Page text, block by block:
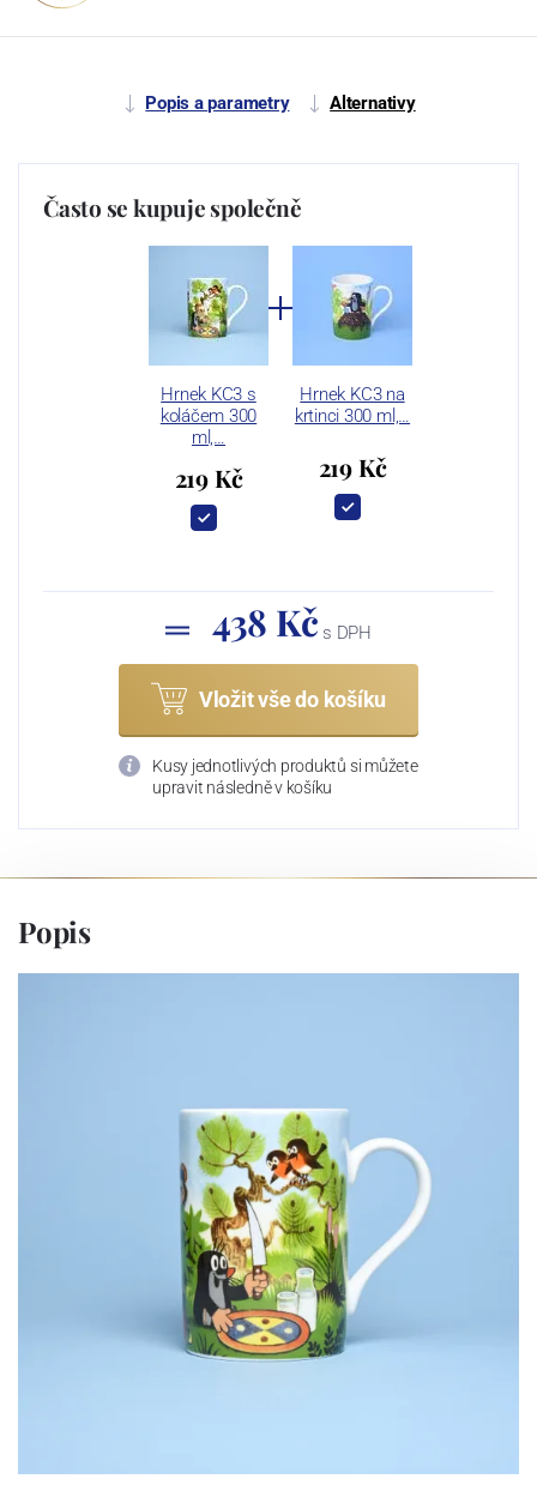
Popis a parametry Alternativy
Často se kupuje společně
Hrnek KC3 s
koláčem 300
ml,…
219 Kč
Hrnek KC3 na
krtinci 300 ml,…
219 Kč
438 Kč s DPH
Vložit vše do košíku
Kusy jednotlivých produktů si můžete
upravit následně v košíku
Popis